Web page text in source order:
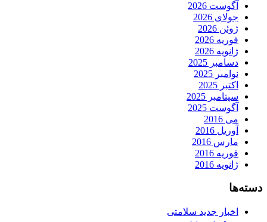
آگوست 2026
جولای 2026
ژوئن 2026
فوریه 2026
ژانویه 2026
دسامبر 2025
نوامبر 2025
اکتبر 2025
سپتامبر 2025
آگوست 2025
می 2016
آوریل 2016
مارس 2016
فوریه 2016
ژانویه 2016
دسته‌ها
اخبار جدید سلامتی